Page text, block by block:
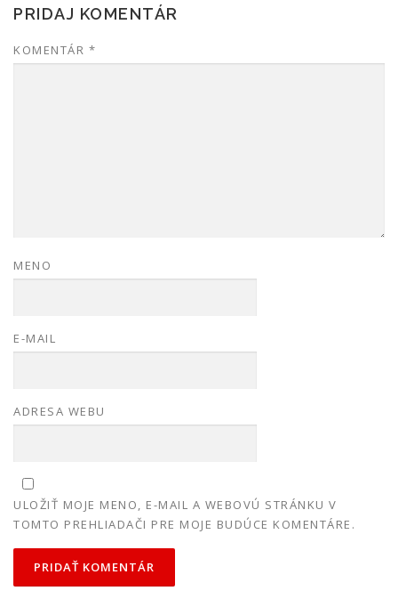
PRIDAJ KOMENTÁR
KOMENTÁR *
MENO
E-MAIL
ADRESA WEBU
ULOŽIŤ MOJE MENO, E-MAIL A WEBOVÚ STRÁNKU V
TOMTO PREHLIADAČI PRE MOJE BUDÚCE KOMENTÁRE.